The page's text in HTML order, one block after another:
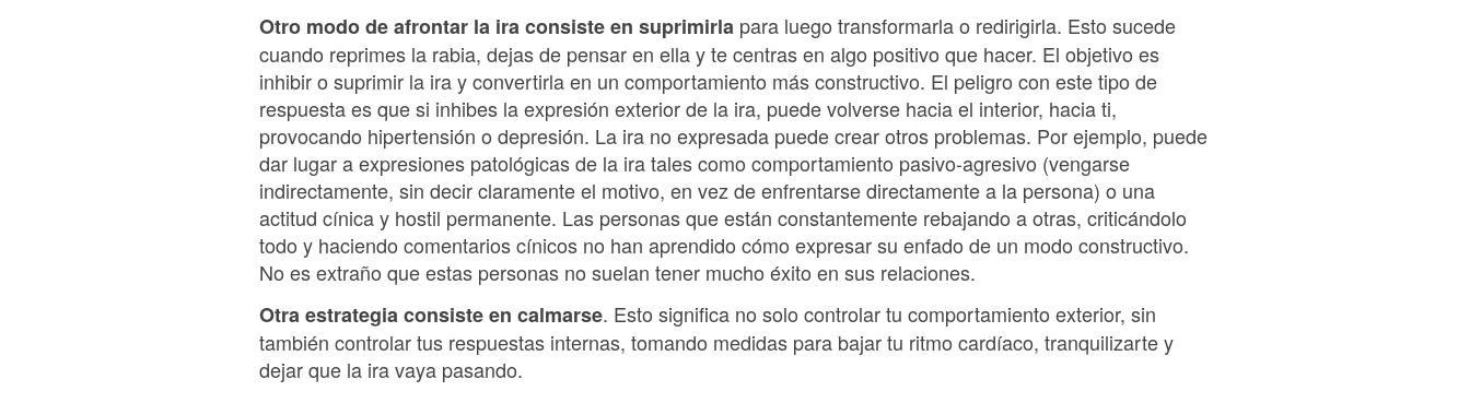
Otro modo de afrontar la ira consiste en suprimirla para luego transformarla o redirigirla. Esto sucede
cuando reprimes la rabia, dejas de pensar en ella y te centras en algo positivo que hacer. El objetivo es
inhibir o suprimir la ira y convertirla en un comportamiento más constructivo. El peligro con este tipo de
respuesta es que si inhibes la expresión exterior de la ira, puede volverse hacia el interior, hacia ti,
provocando hipertensión o depresión. La ira no expresada puede crear otros problemas. Por ejemplo, puede
dar lugar a expresiones patológicas de la ira tales como comportamiento pasivo-agresivo (vengarse
indirectamente, sin decir claramente el motivo, en vez de enfrentarse directamente a la persona) o una
actitud cínica y hostil permanente. Las personas que están constantemente rebajando a otras, criticándolo
todo y haciendo comentarios cínicos no han aprendido cómo expresar su enfado de un modo constructivo.
No es extraño que estas personas no suelan tener mucho éxito en sus relaciones.
Otra estrategia consiste en calmarse. Esto significa no solo controlar tu comportamiento exterior, sin
también controlar tus respuestas internas, tomando medidas para bajar tu ritmo cardíaco, tranquilizarte y
dejar que la ira vaya pasando.